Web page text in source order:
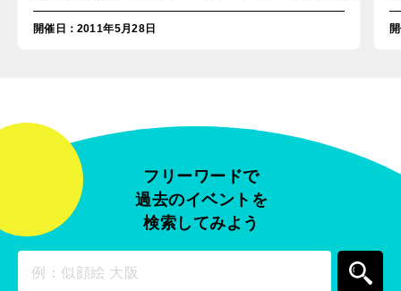
開催日 ：2011年5月28日
フリーワードで
過去のイベントを
検索してみよう